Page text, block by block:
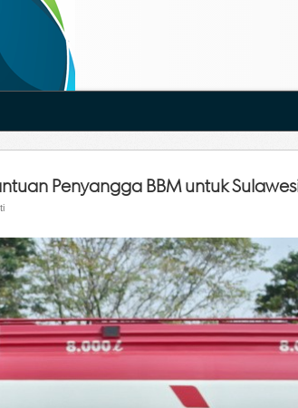
Penyangga BBM untuk